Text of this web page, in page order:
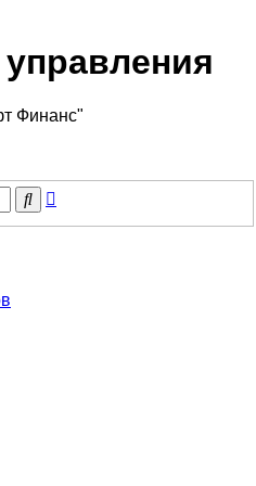
Финанс"
Поиск